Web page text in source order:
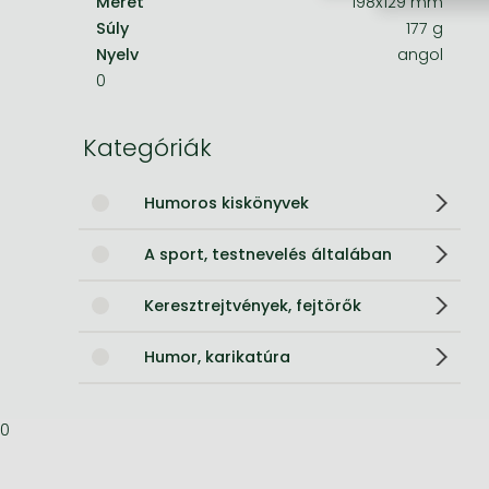
Bleach manga
One-Punch Man manga
Súly
177 g
Nyelv
angol
0
Kategóriák
Humoros kiskönyvek
A sport, testnevelés általában
Keresztrejtvények, fejtörők
Humor, karikatúra
0